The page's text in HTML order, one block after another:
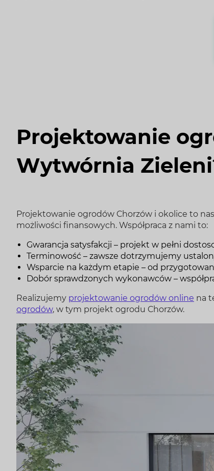
Projektowanie
Wytwórnia
Projektowanie ogrodów Chorzów i okolice to
możliwości finansowych. Współpraca z nami to:
Gwarancja satysfakcji – projekt w pełni
Terminowość – zawsze dotrzymujemy
Wsparcie na każdym etapie – od
Dobór sprawdzonych wykonawców –
Realizujemy projektowanie ogrodów online na
ogrodów, w tym projekt ogrodu Chorzów.